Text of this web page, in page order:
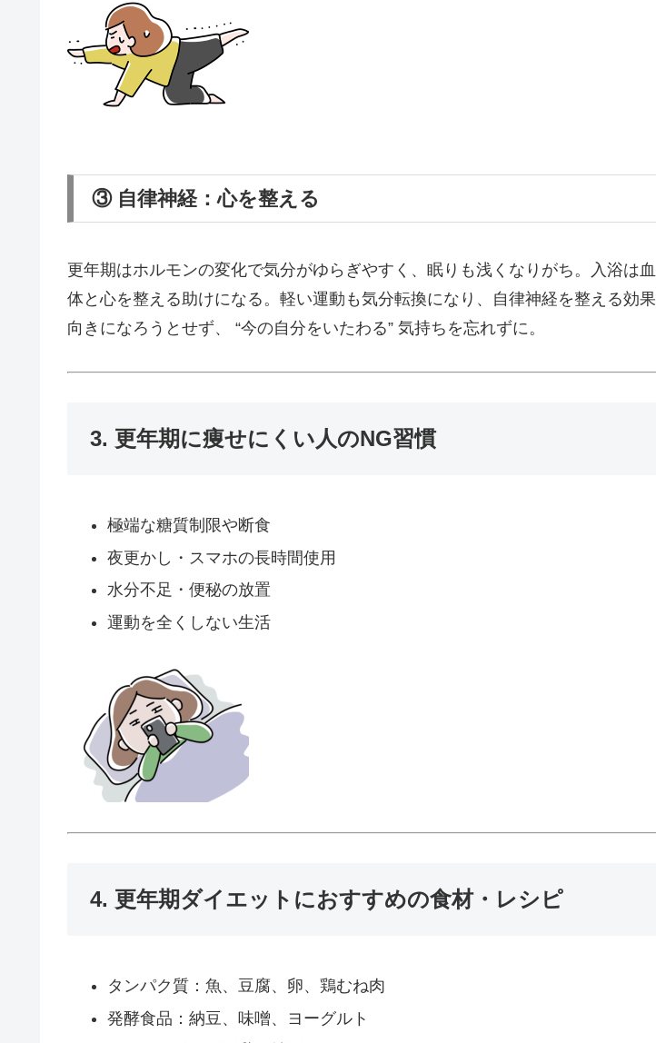
③ 自律神経：心を整える
更年期はホルモンの変化で気分がゆらぎやすく、眠りも浅くなりがち。入浴は血
体と心を整える助けになる。軽い運動も気分転換になり、自律神経を整える効
向きになろうとせず、 “今の自分をいたわる” 気持ちを忘れずに。
3. 更年期に痩せにくい人のNG習慣
極端な糖質制限や断食
夜更かし・スマホの長時間使用
水分不足・便秘の放置
運動を全くしない生活
4. 更年期ダイエットにおすすめの食材・レシピ
タンパク質：魚、豆腐、卵、鶏むね肉
発酵食品：納豆、味噌、ヨーグルト